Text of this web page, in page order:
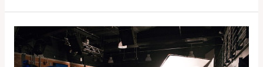
شركه
دعايه
و